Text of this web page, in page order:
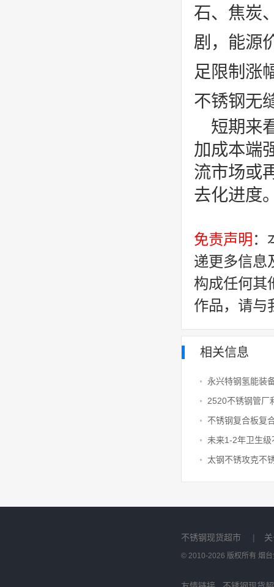
石、焦炭
剧，能源
足限制涨
不锈钢无
短期来
加成本端
流市场或
去化进度
免责声明 ：
递更多信息
构成任何其
作品，请与
相关信息
不锈钢复合板复
太钢不锈攻克不
不锈钢现货超市 |
© 2010-2026 版权所有 烟